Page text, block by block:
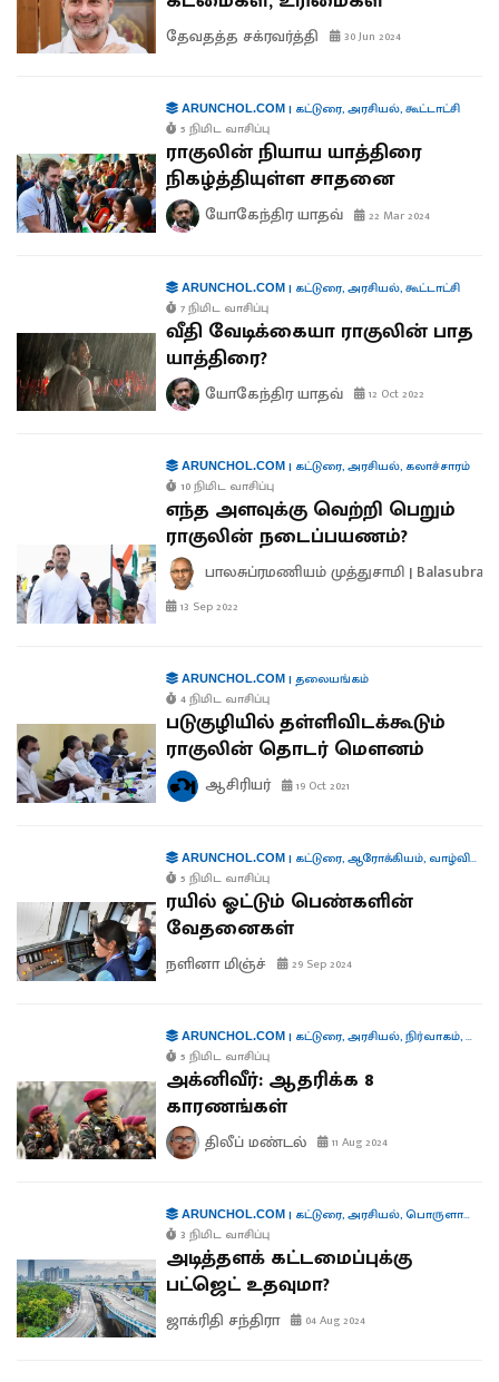
தேவதத்த சக்ரவர்த்தி 30 Jun 2024
ARUNCHOL.COM| கட்டுரை,அரசியல்,கூட்டாட்சி
5 நிமிட வாசிப்பு
ராகுலின் நியாய யாத்திரை
நிகழ்த்தியுள்ள சாதனை
யோகேந்திர யாதவ் 22 Mar 2024
ARUNCHOL.COM| கட்டுரை,அரசியல்,கூட்டாட்சி
7 நிமிட வாசிப்பு
வீதி வேடிக்கையா ராகுலின் பாத
யாத்திரை?
யோகேந்திர யாதவ் 12 Oct 2022
ARUNCHOL.COM| கட்டுரை,அரசியல், கலாச்சாரம்
10 நிமிட வாசிப்பு
எந்த அளவுக்கு வெற்றி பெறும்
ராகுலின் நடைப்பயணம்?
பாலசுப்ரமணியம் முத்துசாமி |
13 Sep 2022
ARUNCHOL.COM| தலையங்கம்
4 நிமிட வாசிப்பு
படுகுழியில் தள்ளிவிடக்கூடும்
ராகுலின் தொடர் மௌனம்
ஆசிரியர் 19 Oct 2021
ARUNCHOL.COM| கட்டுரை,ஆரோக்கியம், வாழ்வியல்
5 நிமிட வாசிப்பு
ரயில் ஓட்டும் பெண்களின்
வேதனைகள்
நளினா மிஞ்ச் 29 Sep 2024
ARUNCHOL.COM| கட்டுரை,அரசியல்,நிர்வாகம்,
5 நிமிட வாசிப்பு
அக்னிவீர்: ஆதரிக்க 8
காரணங்கள்
திலீப் மண்டல் 11 Aug 2024
ARUNCHOL.COM| கட்டுரை,அரசியல்,பொருளாதாரம்
3 நிமிட வாசிப்பு
அடித்தளக் கட்டமைப்புக்கு
பட்ஜெட் உதவுமா?
ஜாக்ரிதி சந்திரா 04 Aug 2024